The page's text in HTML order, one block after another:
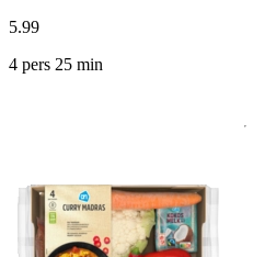
5.99
4 pers 25 min